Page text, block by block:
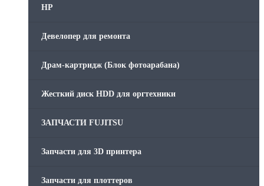
HP
Девелопер для ремонта
Драм-картридж (Блок фотоарабана)
Жесткий диск HDD для оргтехники
ЗАПЧАСТИ FUJITSU
Запчасти для 3D принтера
Запчасти для плоттеров